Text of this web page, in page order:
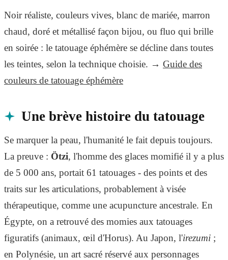
Noir réaliste, couleurs vives, blanc de mariée, marron
chaud, doré et métallisé façon bijou, ou fluo qui brille
en soirée : le tatouage éphémère se décline dans toutes
les teintes, selon la technique choisie. → Guide des
couleurs de tatouage éphémère
Une brève histoire du tatouage
Se marquer la peau, l'humanité le fait depuis toujours.
La preuve : Ötzi, l'homme des glaces momifié il y a plus
de 5 000 ans, portait 61 tatouages - des points et des
traits sur les articulations, probablement à visée
thérapeutique, comme une acupuncture ancestrale. En
Égypte, on a retrouvé des momies aux tatouages
figuratifs (animaux, œil d'Horus). Au Japon, l'irezumi ;
en Polynésie, un art sacré réservé aux personnages